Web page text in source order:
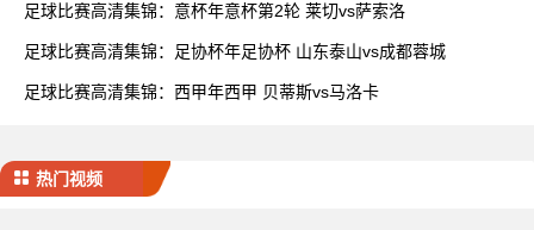
足球比赛高清集锦：意杯年意杯第2轮 莱切vs萨索洛
足球比赛高清集锦：足协杯年足协杯 山东泰山vs成都蓉城
足球比赛高清集锦：西甲年西甲 贝蒂斯vs马洛卡
热门视频